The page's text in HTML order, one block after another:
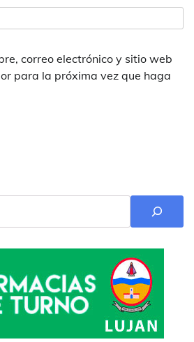
correo electrónico y sitio web
para la próxima vez que haga